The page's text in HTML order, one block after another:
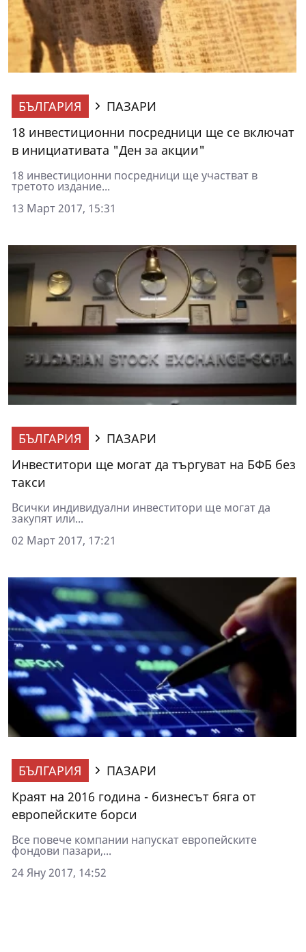
БЪЛГАРИЯ
ПАЗАРИ
18 инвестиционни посредници ще се включат
в инициативата "Ден за акции"
18 инвестиционни посредници ще участват в
третото издание...
13 Март 2017, 15:31
БЪЛГАРИЯ
ПАЗАРИ
Инвеститори ще могат да търгуват на БФБ без
такси
Всички индивидуални инвеститори ще могат да
закупят или...
02 Март 2017, 17:21
БЪЛГАРИЯ
ПАЗАРИ
Краят на 2016 година - бизнесът бяга от
европейските борси
Все повече компании напускат европейските
фондови пазари,...
24 Яну 2017, 14:52